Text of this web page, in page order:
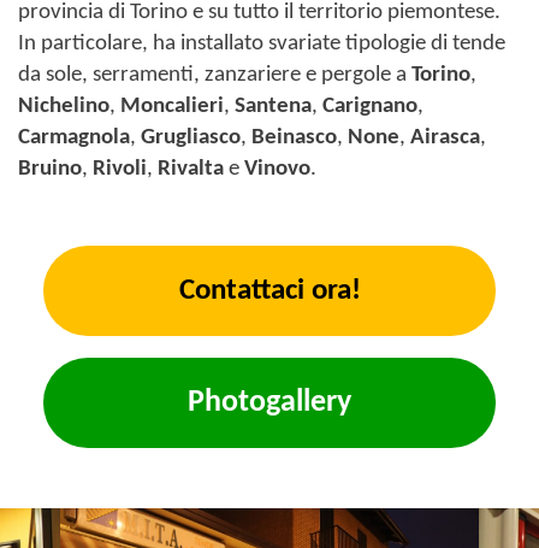
provincia di Torino e su tutto il territorio piemontese.
In particolare, ha installato svariate tipologie di tende
da sole, serramenti, zanzariere e pergole a Torino,
Nichelino, Moncalieri, Santena, Carignano,
Carmagnola, Grugliasco, Beinasco, None, Airasca,
Bruino, Rivoli, Rivalta e Vinovo.
Contattaci ora!
Photogallery